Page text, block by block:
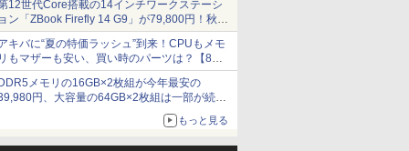
12世代Core搭載の14インチワークステーシ
ン「ZBook Firefly 14 G9」が79,800円！秋葉
で中古PCセール
キバに“夏の特価ラッシュ”到来！CPUもメモ
もマザーも安い、買い時のパーツは？【8月7
(金)22時配信】
メモリの16GB×2枚組が今年最安の
円、大容量の64GB×2枚組は一部が続騰
もっと見る